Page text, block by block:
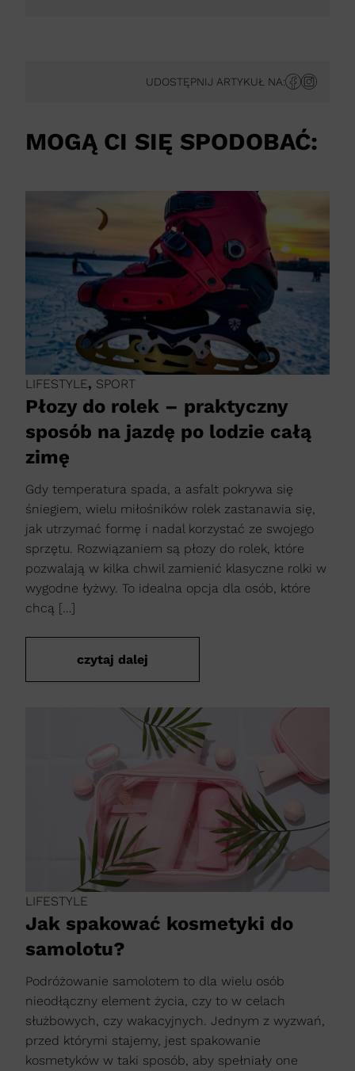
UDOSTĘPNIJ ARTYKUŁ NA:
MOGĄ CI SIĘ SPODOBAĆ:
LIFESTYLE, SPORT
Płozy do rolek – praktyczny
sposób na jazdę po lodzie całą
zimę
Gdy temperatura spada, a asfalt pokrywa się
śniegiem, wielu miłośników rolek zastanawia się,
jak utrzymać formę i nadal korzystać ze swojego
sprzętu. Rozwiązaniem są płozy do rolek, które
pozwalają w kilka chwil zamienić klasyczne rolki w
wygodne łyżwy. To idealna opcja dla osób, które
chcą […]
czytaj dalej
LIFESTYLE
Jak spakować kosmetyki do
samolotu?
Podróżowanie samolotem to dla wielu osób
nieodłączny element życia, czy to w celach
służbowych, czy wakacyjnych. Jednym z wyzwań,
przed którymi stajemy, jest spakowanie
kosmetyków w taki sposób, aby spełniały one